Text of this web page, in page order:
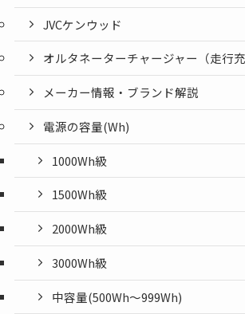
JVCケンウッド
オルタネーターチャージャー（走行充
メーカー情報・ブランド解説
電源の容量(Wh)
1000Wh級
1500Wh級
2000Wh級
3000Wh級
中容量(500Wh～999Wh)